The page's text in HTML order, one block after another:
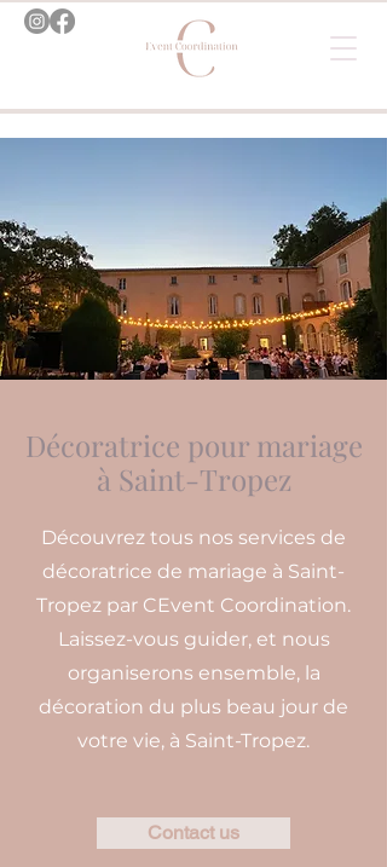
Décoratrice pour mariage
à Saint-Tropez
Découvrez tous nos services de
décoratrice de mariage à Saint-
Tropez par CEvent Coordination.
Laissez-vous guider, et nous
organiserons ensemble, la
décoration du plus beau jour de
votre vie, à Saint-Tropez.
Contact us